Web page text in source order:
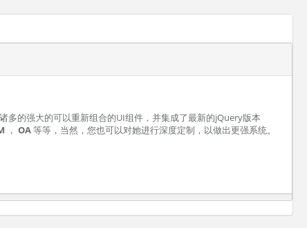
多的强大的可以重新组合的UI组件，并集成了最新的jQuery版本
， OA等等，当然，您也可以对她进行深度定制，以做出更强系统。